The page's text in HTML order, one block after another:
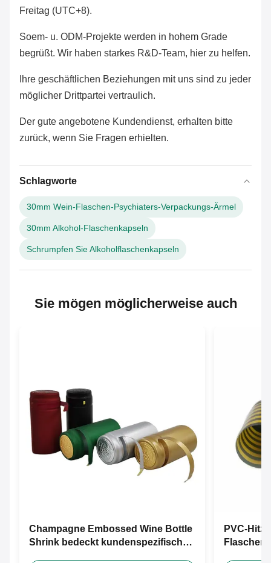
Freitag (UTC+8).
Soem- u. ODM-Projekte werden in hohem Grade
begrüßt. Wir haben starkes R&D-Team, hier zu helfen.
Ihre geschäftlichen Beziehungen mit uns sind zu jeder
möglicher Drittpartei vertraulich.
Der gute angebotene Kundendienst, erhalten bitte
zurück, wenn Sie Fragen erhielten.
Schlagworte
30mm Wein-Flaschen-Psychiaters-Verpackungs-Ärmel
30mm Alkohol-Flaschenkapseln
Schrumpfen Sie Alkoholflaschenkapseln
Sie mögen möglicherweise auch
Champagne Embossed Wine Bottle
Shrink bedeckt kundenspezifischen
PVC-